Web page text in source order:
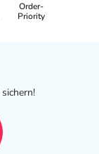
Order-
Priority
sichern!